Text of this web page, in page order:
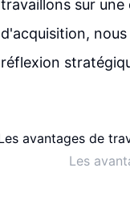
travaillons sur
d'acquisition,
réflexion
Les